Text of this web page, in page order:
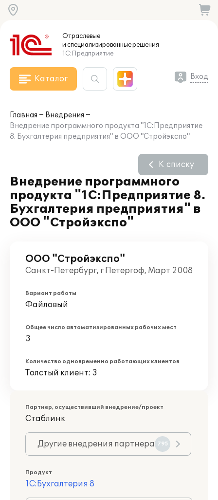
Отраслевые
и специализированныерешения
1С:Предприятие
Каталог Вход
Главная
Внедрения
Внедрение программного продукта "1С:Предприятие
8. Бухгалтерия предприятия" в ООО "Стройэкспо"
Внедрение программного
продукта "1С:Предприятие 8.
Бухгалтерия предприятия" в
ООО "Стройэкспо"
К списку
ООО "Стройэкспо"
Санкт-Петербург, г Петергоф, Март 2008
Вариант работы
Файловый
Общее число автоматизированных рабочих мест
3
Количество одновременно работающих клиентов
Толстый клиент: 3
Партнер, осуществивший внедрение/проект
Стаблинк
Другие внедрения партнера 795
Продукт
1С:Бухгалтерия 8